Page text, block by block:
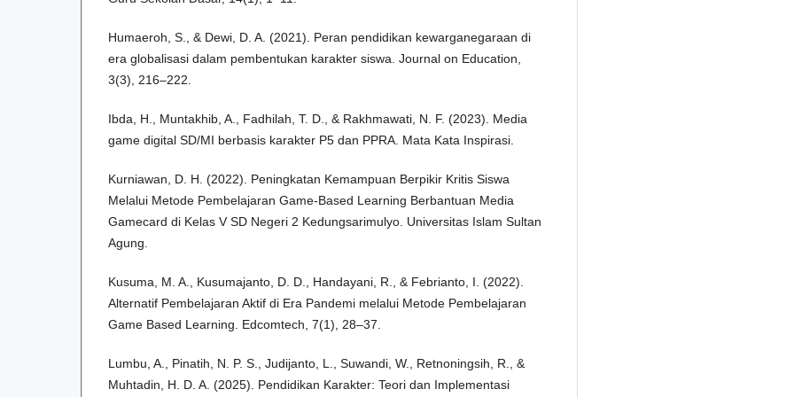
Humaeroh, S., & Dewi, D. A. (2021). Peran pendidikan kewarganegaraan di
era globalisasi dalam pembentukan karakter siswa. Journal on Education,
3(3), 216–222.
Ibda, H., Muntakhib, A., Fadhilah, T. D., & Rakhmawati, N. F. (2023). Media
game digital SD/MI berbasis karakter P5 dan PPRA. Mata Kata Inspirasi.
Kurniawan, D. H. (2022). Peningkatan Kemampuan Berpikir Kritis Siswa
Melalui Metode Pembelajaran Game-Based Learning Berbantuan Media
Gamecard di Kelas V SD Negeri 2 Kedungsarimulyo. Universitas Islam Sultan
Agung.
Kusuma, M. A., Kusumajanto, D. D., Handayani, R., & Febrianto, I. (2022).
Alternatif Pembelajaran Aktif di Era Pandemi melalui Metode Pembelajaran
Game Based Learning. Edcomtech, 7(1), 28–37.
Lumbu, A., Pinatih, N. P. S., Judijanto, L., Suwandi, W., Retnoningsih, R., &
Muhtadin, H. D. A. (2025). Pendidikan Karakter: Teori dan Implementasi